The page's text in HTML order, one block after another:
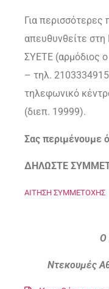
Για περισσότερες
απευθυνθείτε στη
ΣΥΕΤΕ (αρμόδιος
– τηλ.
τηλεφωνικό
(διεπ. 19999).
Σας περιμένουμε
ΔΗΛΩΣΤΕ
ΑΙΤΗΣΗ ΣΥΜΜΕΤΟΧΗΣ
Ο
Ντεκουμές